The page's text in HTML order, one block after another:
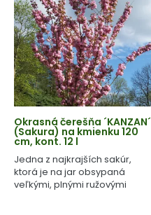
Okrasná čerešňa ´KANZAN´
(Sakura) na kmienku 120
cm, kont. 12 l
Jedna z najkrajších sakúr,
ktorá je na jar obsypaná
veľkými, plnými ružovými